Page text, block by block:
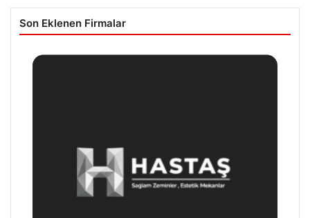
Son Eklenen Firmalar